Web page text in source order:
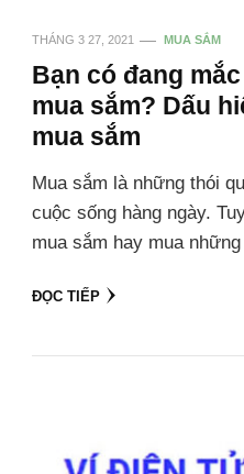
THÁNG 3 27, 2021 MUA SẮM
Bạn có đang
mua sắm? Dấu
mua sắm
Mua sắm là những thói
cuộc sống hàng ngày.
mua sắm hay mua
ĐỌC TIẾP